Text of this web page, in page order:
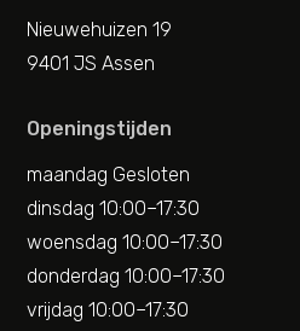
Nieuwehuizen 19
9401 JS Assen
Openingstijden
maandag Gesloten
dinsdag 10:00–17:30
woensdag 10:00–17:30
donderdag 10:00–17:30
vrijdag 10:00–17:30